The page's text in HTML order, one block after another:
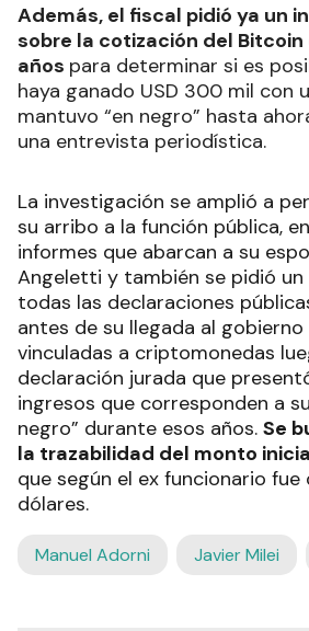
Además, el fiscal pidió ya un
sobre la cotización del Bitcoin
años para determinar si es
haya ganado USD 300 mil con
mantuvo “en negro” hasta
una entrevista periodística.
La investigación se amplió a
su arribo a la función pública,
informes que abarcan a su
Angeletti y también se pidió
todas las declaraciones
antes de su llegada al gobierno
vinculadas a criptomonedas
declaración jurada que
ingresos que corresponden a
negro” durante esos años. Se
la trazabilidad del monto
que según el ex funcionario fue
dólares.
Manuel Adorni Javier Milei